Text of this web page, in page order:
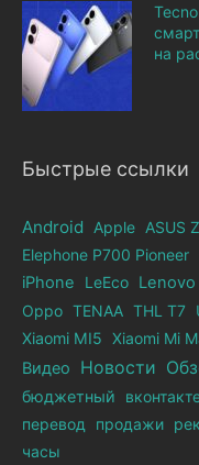
на
Быстрые ссылки
Android Apple ASUS
Elephone Р700 Pioneer
iPhone
LeEco Lenovo
Oppo TENAA THL T7
Xiaomi MI5 Xiaomi Mi
Видео Новости
бюджетный
перевод
продажи
часы